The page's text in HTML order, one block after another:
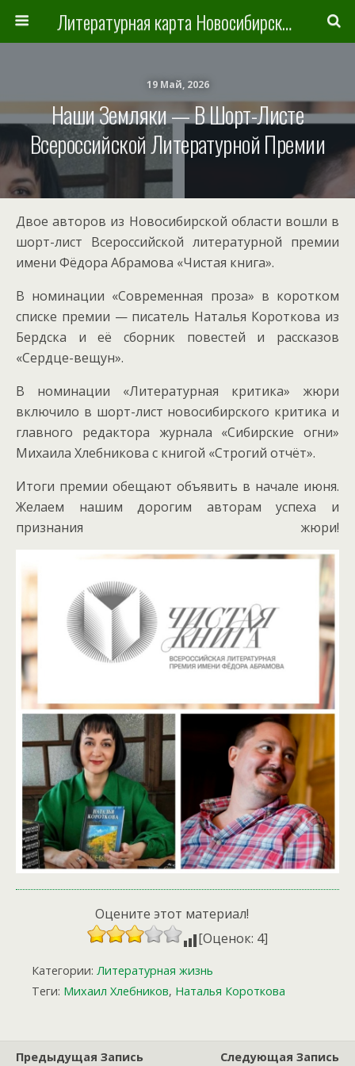
Литературная карта Новосибирска и Новосибирской области
19 Май, 2026
Наши Земляки — В Шорт-Листе
Всероссийской Литературной Премии
Двое авторов из Новосибирской области вошли в
шорт-лист Всероссийской литературной премии
имени Фёдора Абрамова «Чистая книга».
В номинации «Современная проза» в коротком
списке премии — писатель Наталья Короткова из
Бердска и её сборник повестей и рассказов
«Сердце-вещун».
В номинации «Литературная критика» жюри
включило в шорт-лист новосибирского критика и
главного редактора журнала «Сибирские огни»
Михаила Хлебникова с книгой «Строгий отчёт».
Итоги премии обещают объявить в начале июня.
Желаем нашим дорогим авторам успеха и
признания жюри!
Оцените этот материал!
[Оценок: 4]
Категории: Литературная жизнь
Теги: Михаил Хлебников, Наталья Короткова
Предыдущая Запись Следующая Запись